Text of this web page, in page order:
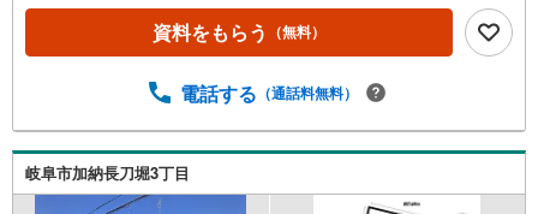
資料をもらう （無料）
電話する （通話料無料）
岐阜市加納長刀堀3丁目